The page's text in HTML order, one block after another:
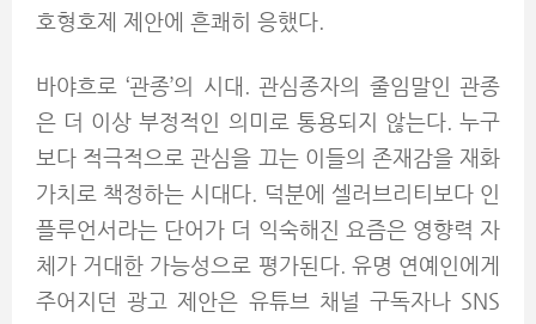
호형호제 제안에 흔쾌히 응했다.
바야흐로 ‘관종’의 시대. 관심종자의 줄임말인 관종
은 더 이상 부정적인 의미로 통용되지 않는다. 누구
보다 적극적으로 관심을 끄는 이들의 존재감을 재화
가치로 책정하는 시대다. 덕분에 셀러브리티보다 인
플루언서라는 단어가 더 익숙해진 요즘은 영향력 자
체가 거대한 가능성으로 평가된다. 유명 연예인에게
주어지던 광고 제안은 유튜브 채널 구독자나 SNS